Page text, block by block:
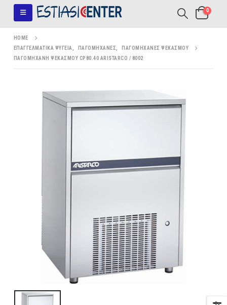
0
HOME
ΕΠΑΓΓΕΛΜΑΤΙΚΆ ΨΥΓΕΊΑ
ΠΑΓΟΜΗΧΑΝΈΣ
ΠΑΓΟΜΗΧΑΝΈΣ ΨΕΚΑΣΜΟΎ
ΠΑΓΟΜΗΧΑΝΉ ΨΕΚΑΣΜΟΎ CP80.40 ARISTARCO / 8002